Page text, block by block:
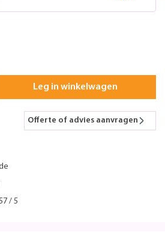
Leg in winkelwagen
Offerte of advies aanvragen
/ 5